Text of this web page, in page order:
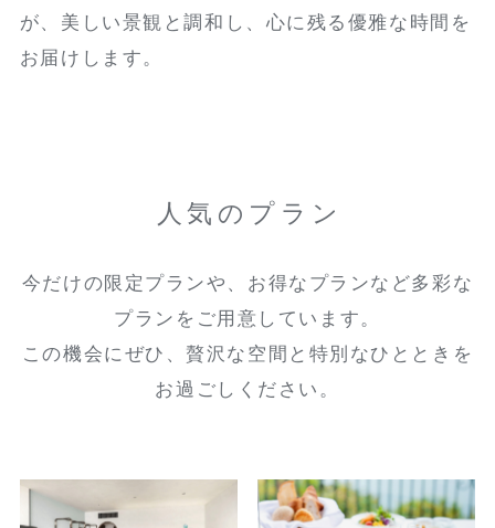
が、美しい景観と調和し、心に残る優雅な時間を
お届けします。
人気のプラン
今だけの限定プランや、お得なプランなど多彩な
プランをご用意しています。
この機会にぜひ、贅沢な空間と特別なひとときを
お過ごしください。